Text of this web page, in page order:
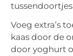
Voeg extra’s
kaas door de
door yoghurt